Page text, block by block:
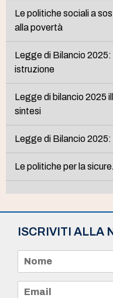
Le politiche sociali a
alla povertà
Legge di Bilancio 2025:
istruzione
Legge di bilancio 2025
sintesi
Legge di Bilancio 2025:
Le politiche per la
ISCRIVITI ALLA
m
e